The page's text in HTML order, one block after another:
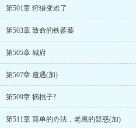
第501章 狩猎变难了
第503章 致命的铁蒺藜
第505章 城府
第507章 遭遇(加)
第509章 摘桃子?
第511章 简单的办法，老黑的疑惑(加)